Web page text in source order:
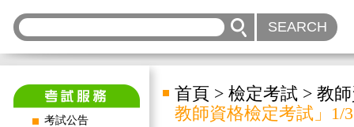
考試公告
首頁 > 檢定考試 > 教
教師資格檢定考試」1/